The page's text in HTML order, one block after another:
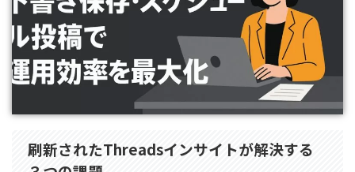
刷新されたThreadsインサイトが解決する